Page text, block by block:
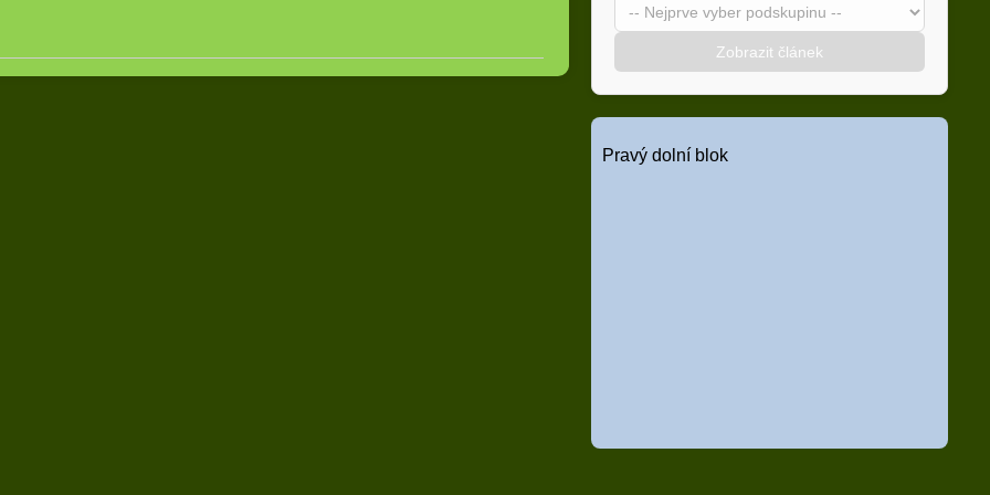
Zobrazit článek
Pravý dolní blok